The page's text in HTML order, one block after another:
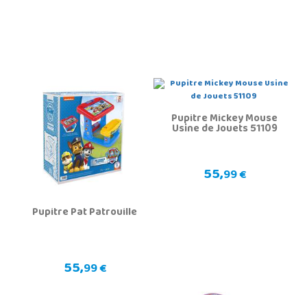
Pupitre Pat Patrouille
55,99 €
Pupitre Mickey Mouse
Usine de Jouets 51109
55,99 €